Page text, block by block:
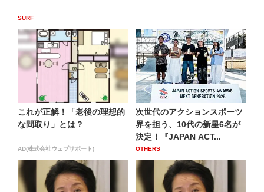
SURF
これが正解！「老後の理想的
な間取り」とは？
AD(株式会社ウェブサポート)
次世代のアクションスポーツ
界を担う、10代の新星6名が
決定！『JAPAN ACT...
OTHERS